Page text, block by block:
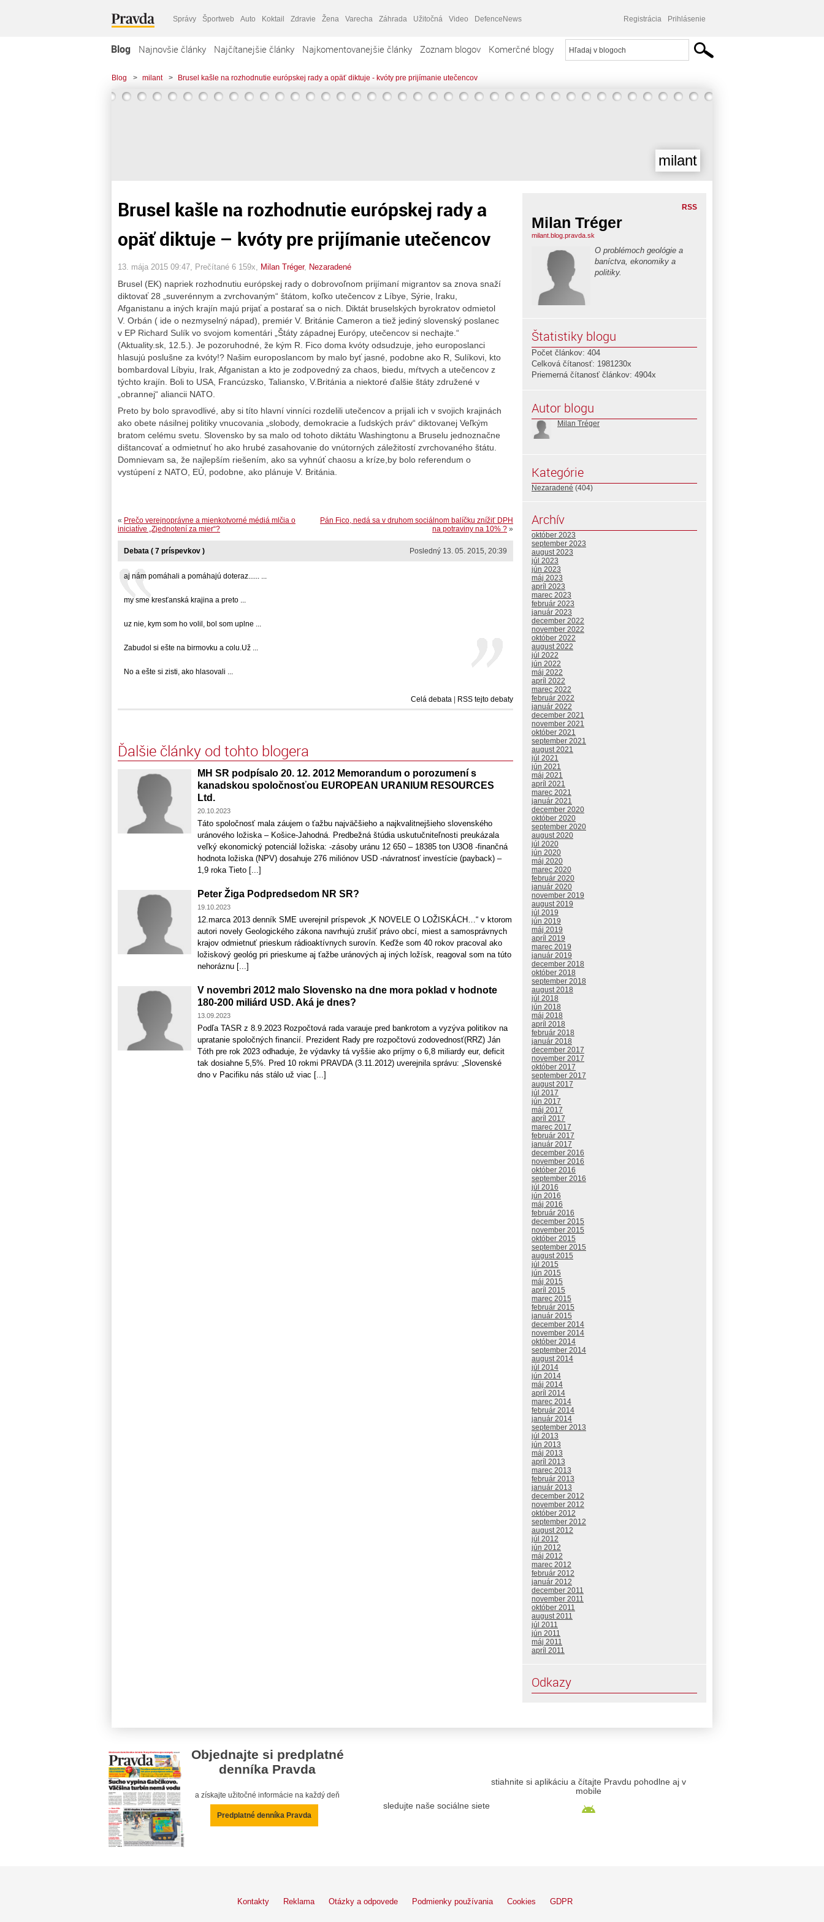
Správy Športweb Auto Koktail Zdravie Žena Varecha Záhrada Užitočná Video DefenceNews Registrácia Prihlásenie
Blog Najnovšie články Najčítanejšie články Najkomentovanejšie články Zoznam blogov Komerčné blogy
Blog > milant > Brusel kašle na rozhodnutie európskej rady a opäť diktuje - kvóty pre prijímanie utečencov
milant
Brusel kašle na rozhodnutie európskej rady a
opäť diktuje – kvóty pre prijímanie utečencov
13. mája 2015 09:47 , Prečítané 6 159x, Milan Tréger, Nezaradené
Brusel (EK) napriek rozhodnutiu európskej rady o dobrovoľnom prijímaní migrantov sa znova snaží
diktovať 28 „suverénnym a zvrchovaným“ štátom, koľko utečencov z Líbye, Sýrie, Iraku,
Afganistanu a iných krajín majú prijať a postarať sa o nich. Diktát bruselských byrokratov odmietol
V. Orbán ( ide o nezmyselný nápad), premiér V. Británie Cameron a tiež jediný slovenský poslanec
v EP Richard Sulík vo svojom komentári „Štáty západnej Európy, utečencov si nechajte.“
(Aktuality.sk, 12.5.). Je pozoruhodné, že kým R. Fico doma kvóty odsudzuje, jeho europoslanci
hlasujú poslušne za kvóty!? Našim europoslancom by malo byť jasné, podobne ako R, Sulíkovi, kto
bombardoval Líbyiu, Irak, Afganistan a kto je zodpovedný za chaos, biedu, mŕtvych a utečencov z
týchto krajín. Boli to USA, Francúzsko, Taliansko, V.Británia a niektoré ďalšie štáty združené v
„obrannej“ aliancii NATO.
Preto by bolo spravodlivé, aby si títo hlavní vinníci rozdelili utečencov a prijali ich v svojich krajinách
ako obete násilnej politiky vnucovania „slobody, demokracie a ľudských práv“ diktovanej Veľkým
bratom celému svetu. Slovensko by sa malo od tohoto diktátu Washingtonu a Bruselu jednoznačne
dištancovať a odmietnuť ho ako hrubé zasahovanie do vnútorných záležitostí zvrchovaného štátu.
Domnievam sa, že najlepším riešením, ako sa vyhnúť chaosu a kríze,by bolo referendum o
vystúpení z NATO, EÚ, podobne, ako plánuje V. Británia.
Pán Fico, nedá sa v druhom sociálnom balíčku znížiť DPH
na potraviny na 10% ? »
« Prečo verejnoprávne a mienkotvorné médiá mlčia o
iniciatíve „Zjednotení za mier“?
Posledný 13. 05. 2015, 20:39
Debata ( 7 príspevkov )
aj nám pomáhali a pomáhajú doteraz...... ...
my sme kresťanská krajina a preto ...
uz nie, kym som ho volil, bol som uplne ...
Zabudol si ešte na birmovku a colu.Už ...
No a ešte si zisti, ako hlasovali ...
Celá debata | RSS tejto debaty
Ďalšie články od tohto blogera
MH SR podpísalo 20. 12. 2012 Memorandum o porozumení s
kanadskou spoločnosťou EUROPEAN URANIUM RESOURCES
Ltd.
20.10.2023
Táto spoločnosť mala záujem o ťažbu najväčšieho a najkvalitnejšieho slovenského
uránového ložiska – Košice-Jahodná. Predbežná štúdia uskutučniteľnosti preukázala
veľký ekonomický potenciál ložiska: -zásoby uránu 12 650 – 18385 ton U3O8 -finančná
hodnota ložiska (NPV) dosahuje 276 miliónov USD -návratnosť investície (payback) –
1,9 roka Tieto [...]
Peter Žiga Podpredsedom NR SR?
19.10.2023
12.marca 2013 denník SME uverejnil príspevok „K NOVELE O LOŽISKÁCH…“ v ktorom
autori novely Geologického zákona navrhujú zrušiť právo obcí, miest a samosprávnych
krajov odmietnuť prieskum rádioaktívnych surovín. Keďže som 40 rokov pracoval ako
ložiskový geológ pri prieskume aj ťažbe uránových aj iných ložísk, reagoval som na túto
nehoráznu [...]
V novembri 2012 malo Slovensko na dne mora poklad v hodnote
180-200 miliárd USD. Aká je dnes?
13.09.2023
Podľa TASR z 8.9.2023 Rozpočtová rada varauje pred bankrotom a vyzýva politikov na
upratanie spoločných financií. Prezident Rady pre rozpočtovú zodovednosť(RRZ) Ján
Tóth pre rok 2023 odhaduje, že výdavky tá vyššie ako príjmy o 6,8 miliardy eur, deficit
tak dosiahne 5,5%. Pred 10 rokmi PRAVDA (3.11.2012) uverejnila správu: „Slovenské
dno v Pacifiku nás stálo už viac [...]
RSS
Milan Tréger
milant.blog.pravda.sk
O problémoch geológie a
baníctva, ekonomiky a
politiky.
Štatistiky blogu
Počet článkov: 404
Celková čítanosť: 1981230x
Priemerná čítanosť článkov: 4904x
Autor blogu
Milan Tréger
Kategórie
Nezaradené (404)
Archív
október 2023
september 2023
august 2023
júl 2023
jún 2023
máj 2023
apríl 2023
marec 2023
február 2023
január 2023
december 2022
november 2022
október 2022
august 2022
júl 2022
jún 2022
máj 2022
apríl 2022
marec 2022
február 2022
január 2022
december 2021
november 2021
október 2021
september 2021
august 2021
júl 2021
jún 2021
máj 2021
apríl 2021
marec 2021
január 2021
december 2020
október 2020
september 2020
august 2020
júl 2020
jún 2020
máj 2020
marec 2020
február 2020
január 2020
november 2019
august 2019
júl 2019
jún 2019
máj 2019
apríl 2019
marec 2019
január 2019
december 2018
október 2018
september 2018
august 2018
júl 2018
jún 2018
máj 2018
apríl 2018
február 2018
január 2018
december 2017
november 2017
október 2017
september 2017
august 2017
júl 2017
jún 2017
máj 2017
apríl 2017
marec 2017
február 2017
január 2017
december 2016
november 2016
október 2016
september 2016
júl 2016
jún 2016
máj 2016
február 2016
december 2015
november 2015
október 2015
september 2015
august 2015
júl 2015
jún 2015
máj 2015
apríl 2015
marec 2015
február 2015
január 2015
december 2014
november 2014
október 2014
september 2014
august 2014
júl 2014
jún 2014
máj 2014
apríl 2014
marec 2014
február 2014
január 2014
september 2013
júl 2013
jún 2013
máj 2013
apríl 2013
marec 2013
február 2013
január 2013
december 2012
november 2012
október 2012
september 2012
august 2012
júl 2012
jún 2012
máj 2012
marec 2012
február 2012
január 2012
december 2011
november 2011
október 2011
august 2011
júl 2011
jún 2011
máj 2011
apríl 2011
Odkazy
Objednajte si predplatné
denníka Pravda
a získajte užitočné informácie na každý deň
Predplatné denníka Pravda
sledujte naše sociálne siete
stiahnite si aplikáciu a čítajte Pravdu pohodlne aj v
mobile
Kontakty Reklama Otázky a odpovede Podmienky používania Cookies GDPR